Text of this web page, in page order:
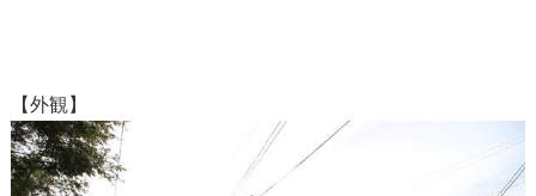
【外観】